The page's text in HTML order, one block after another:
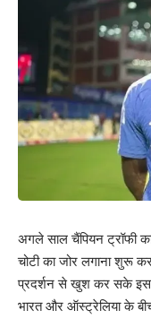
अगले साल चैंपियन ट्रॉफी
चोटी का जोर लगाना शुरू
प्रदर्शन से खुश कर सके इसमें
भारत और ऑस्ट्रेलिया के